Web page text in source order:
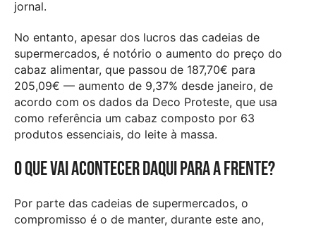
jornal.
No entanto, apesar dos lucros das cadeias de
supermercados, é notório o aumento do preço do
cabaz alimentar, que passou de 187,70€ para
205,09€ — aumento de 9,37% desde janeiro, de
acordo com os dados da Deco Proteste, que usa
como referência um cabaz composto por 63
produtos essenciais, do leite à massa.
O que vai acontecer daqui para a frente?
Por parte das cadeias de supermercados, o
compromisso é o de manter, durante este ano,